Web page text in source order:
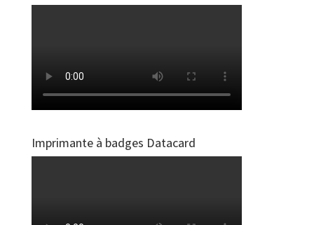
Imprimante à badges Datacard